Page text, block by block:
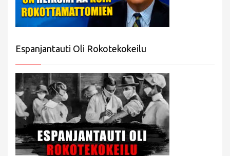
Espanjantauti Oli Rokotekokeilu